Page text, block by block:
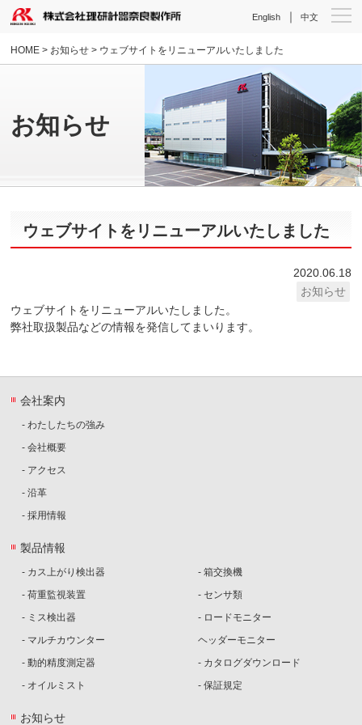
English ｜ 中文
HOME > お知らせ > ウェブサイトをリニューアルいたしました
お知らせ
ウェブサイトをリニューアルいたしました
2020.06.18
お知らせ
ウェブサイトをリニューアルいたしました。
弊社取扱製品などの情報を発信してまいります。
会社案内
- わたしたちの強み
- 会社概要
- アクセス
- 沿革
- 採用情報
製品情報
- カス上がり検出器
- 荷重監視装置
- ミス検出器
- マルチカウンター
- 動的精度測定器
- オイルミスト
- 箱交換機
- センサ類
- ロードモニター
ヘッダーモニター
- カタログダウンロード
- 保証規定
お知らせ